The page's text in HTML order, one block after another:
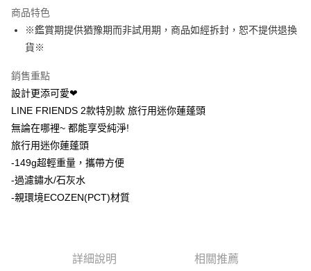
Google Pay
全盈+PAY
大哥付你分期
相關說明
1.本服務由台灣大哥大提供，台灣大哥大用戶可立即使用無須另外申請。
2.付款方式選擇「大哥付你分期」，訂單成立後會自動跳轉到大哥付的交易
流程，驗證手機門號後，選擇欲分期的期數、繳款截止日，確認付款後即完
成交易。
3.實際核准額度、可分期數及費用金額請依後續交易確認頁面所載為準。
4.訂單成立30分鐘內，如未前往確認交易或遇審核未通過，訂單將自動取
消。如遇「轉專審核」未通過狀況，表示未達大哥付你分期系統評分，恕無
法說明評估內容。
2.透過簡訊連結打開帳單後，可選擇「超商條碼／台灣大直營門市／銀行轉
帳／街口支付／iPASS MONEY」等通路繳費。
AFTEE先享後付
相關說明
【關於「AFTEE先享後付」】
AFTEE先享後付是「在收到商品之後才付款」的支付方式。 讓您購物簡單
便利好安心！
１．簡單：不需註冊會員、不需綁卡、不需儲值。
２．便利：只要手機號碼，簡訊認證，即可結帳。
結帳頁面，進行簡訊認證並確認金額後，即可完成結帳。
ATM付款
運送方式
付款後7-11取貨
商品特色
※鑑賞期提供猶豫期而非試用期，商品如經拆封，恕不提供退換
貨※
銷售重點
設計更添可愛❤
LINE FRIENDS 2款特別款 旅行用迷你蓮蓬頭
無論在哪裡~ 都能享受純淨!
旅行用迷你蓮蓬頭
-149g超輕重量，攜帶方便
-過濾鏽水/石灰水
-親環境ECOZEN(PCT)材質
詳細說明 相關推薦